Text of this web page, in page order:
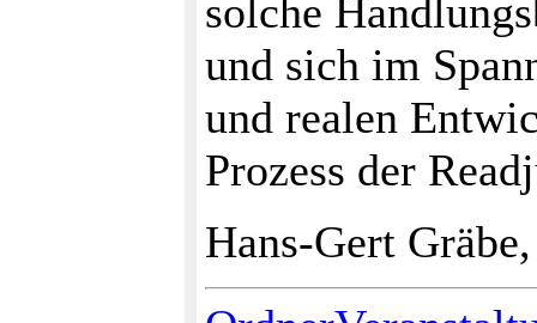
solche
und sich im
und realen
Prozess der
Hans-Gert